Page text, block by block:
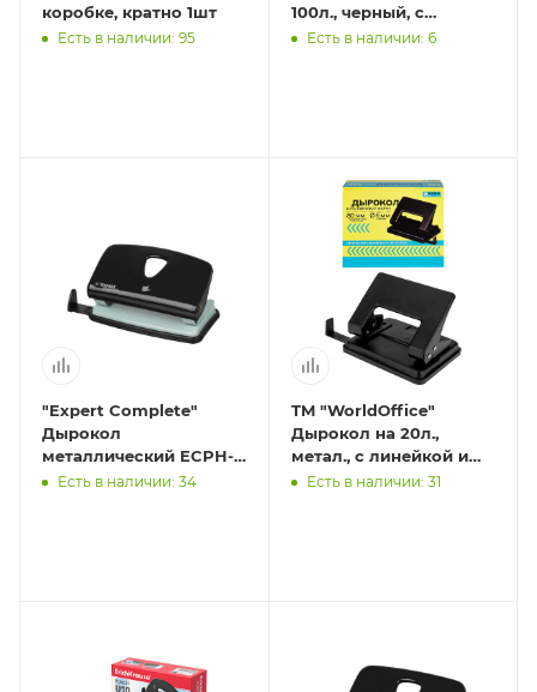
коробке, кратно 1шт
Есть в наличии: 95
100л., черный, с
линейкой
Есть в наличии: 6
"Expert Complete"
Дырокол
металлический ECPH-
02 . до 10 листов 01 -Есть в наличии: 34
TM "WorldOffice"
Дырокол на 20л.,
метал., с линейкой и
меткой центрирова
Есть в наличии: 31